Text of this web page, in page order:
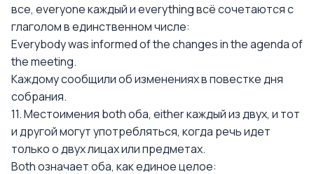
все, everyone каждый и everything всё сочетаются с
глаголом в единственном числе:
Everybody was informed of the changes in the agenda of
the meeting.
Каждому сообщили об изменениях в повестке дня
собрания.
11. Местоимения both оба, either каждый из двух, и тот
и другой могут употребляться, когда речь идет
только о двух лицах или предметах.
Both означает оба, как единое целое: